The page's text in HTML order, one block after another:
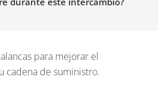
para mejorar el
cadena de suministro.